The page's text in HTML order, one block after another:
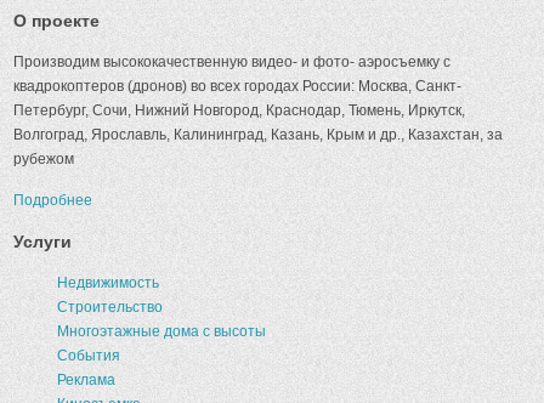
О проекте
Производим высококачественную видео- и фото- аэросъемку с
квадрокоптеров (дронов) во всех городах России: Москва, Санкт-
Петербург, Сочи, Нижний Новгород, Краснодар, Тюмень, Иркутск,
Волгоград, Ярославль, Калининград, Казань, Крым и др., Казахстан, за
рубежом
Подробнее
Услуги
Недвижимость
Строительство
Многоэтажные дома с высоты
События
Реклама